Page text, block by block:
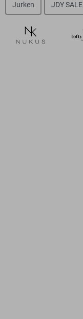
Jurken JDY SALE